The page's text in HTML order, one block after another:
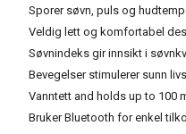
Sporer søvn, puls og
Veldig lett og komfortabel
Søvnindeks gir innsikt i
Bevegelser stimulerer sunn
Vanntett and holds up to 100
Bruker Bluetooth for enkel